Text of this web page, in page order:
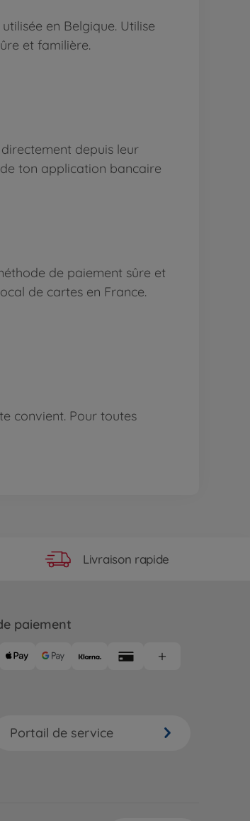
en Belgique. Utilise
et familière.
depuis leur
ton application bancaire
de paiement sûre et
de cartes en France.
convient. Pour toutes
Livraison rapide
paiement
Portail de service